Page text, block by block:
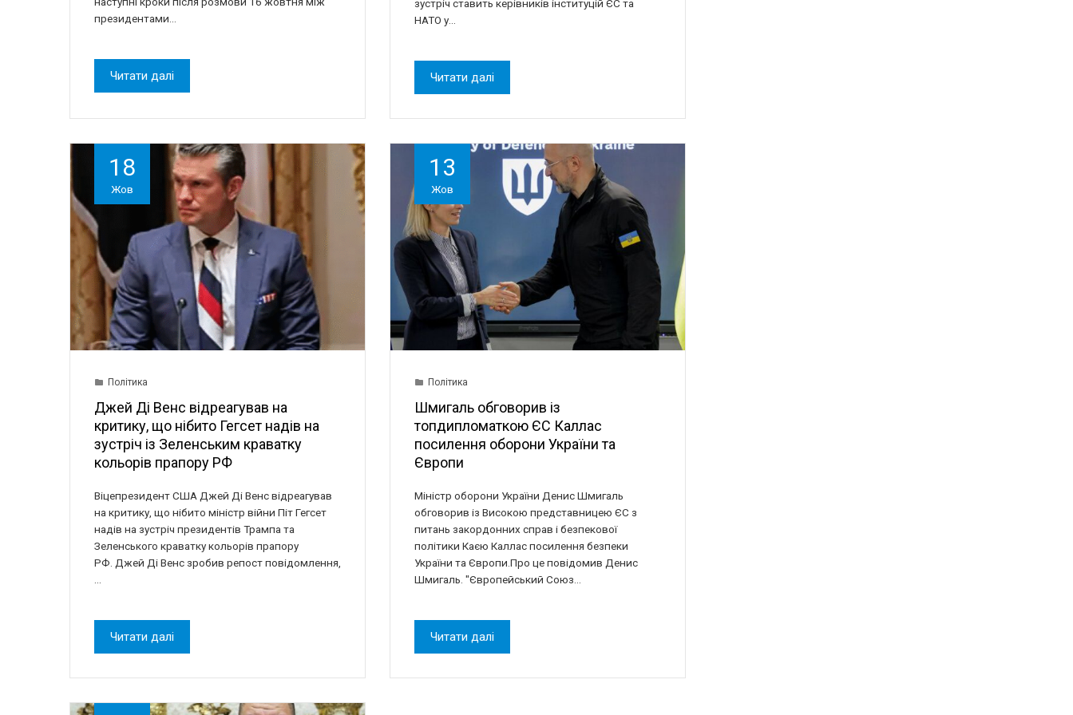
президентами…
Читати далі
зустріч ставить керівників інституцій ЄС та
НАТО у…
Читати далі
18
Жов
Політика
Джей Ді Венс відреагував на
критику, що нібито Гегсет надів на
зустріч із Зеленським краватку
кольорів прапору РФ
Віцепрезидент США Джей Ді Венс відреагував
на критику, що нібито міністр війни Піт Гегсет
надів на зустріч президентів Трампа та
Зеленського краватку кольорів прапору
РФ. Джей Ді Венс зробив репост повідомлення,
Читати далі
13
Жов
Політика
Шмигаль обговорив із
топдипломаткою ЄС Каллас
посилення оборони України та
Європи
Міністр оборони України Денис Шмигаль
обговорив із Високою представницею ЄС з
питань закордонних справ і безпекової
політики Каєю Каллас посилення безпеки
України та Європи.Про це повідомив Денис
Шмигаль. "Європейський Союз…
Читати далі